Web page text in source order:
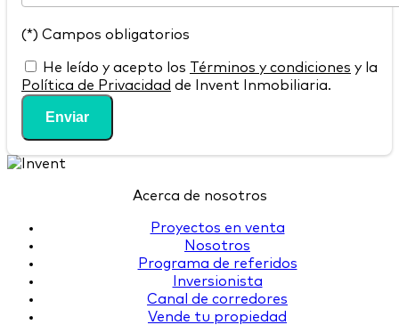
(*) Campos obligatorios
He leído y acepto los Términos y condiciones y la
Política de Privacidad de Invent Inmobiliaria.
Enviar
Acerca de nosotros
Proyectos en venta
Nosotros
Programa de referidos
Inversionista
Canal de corredores
Vende tu propiedad